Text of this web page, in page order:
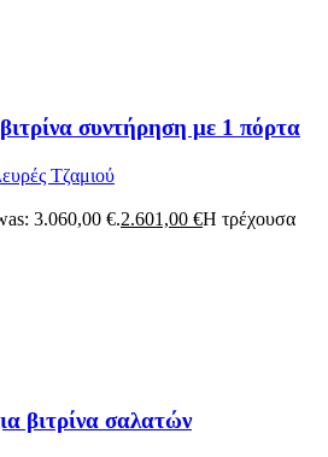
συντήρηση με 1 πόρτα
Τζαμιού
3.060,00 €.2.601,00 €Η τρέχουσα
βιτρίνα σαλατών